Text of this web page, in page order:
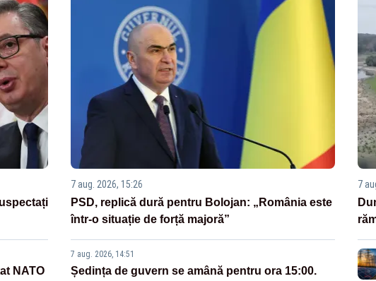
NATO
7 aug. 2026, 15:26
PSD, replică dură pentru Bolojan: „România este
într-o situație de forță majoră”
7 aug. 2026, 14:51
Ședința de guvern se amână pentru ora 15:00.
7